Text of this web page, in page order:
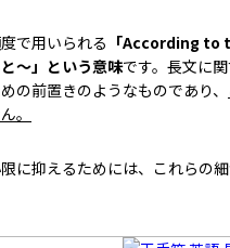
で用いられる 「According
～」という意味です。長文に
の前置きのようなものであり、
。
に抑えるためには、これらの